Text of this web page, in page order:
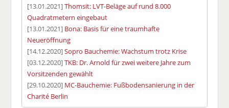
[13.01.2021]Thomsit: LVT-Beläge auf rund 8.000
Quadratmetern eingebaut
[13.01.2021] Bona: Basis für eine traumhafte
Neueröffnung
[14.12.2020]Sopro Bauchemie: Wachstum trotz Krise
[03.12.2020]TKB: Dr. Arnold für zwei weitere Jahre zum
Vorsitzenden gewählt
[29.10.2020] MC-Bauchemie: Fußbodensanierung in der
Charité Berlin